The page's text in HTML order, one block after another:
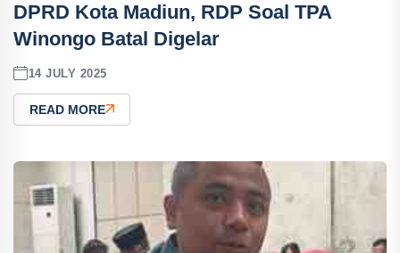
DPRD Kota Madiun, RDP Soal TPA
Winongo Batal Digelar
14 JULY 2025
READ MORE